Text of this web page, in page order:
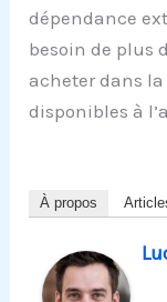
dépendance
besoin de plus
acheter dans
disponibles à
À propos